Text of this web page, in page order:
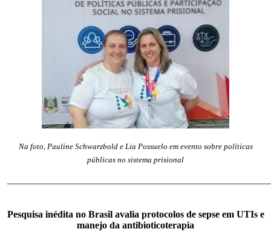
Na foto, Pauline Schwarzbold e Lia Possuelo em evento sobre políticas
públicas no sistema prisional
Pesquisa inédita no Brasil avalia protocolos de sepse em UTIs e
manejo da antibioticoterapia